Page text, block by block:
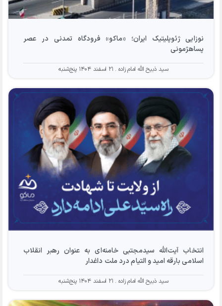
نوزایی ژئوپلیتیک ایران؛ «ماکو» فرودگاه تمدنی در عصر
پساهژمونی
سید ذبیح الله امام زاده ۲۱ اسفند ۱۴۰۴ پنج‌شنبه
انتخاب آیت‌الله سیدمجتبی خامنه‌ای به عنوان رهبر انقلاب
اسلامی بارقه امید و التیام درد ملت داغدار
سید ذبیح الله امام زاده ۲۱ اسفند ۱۴۰۴ پنج‌شنبه